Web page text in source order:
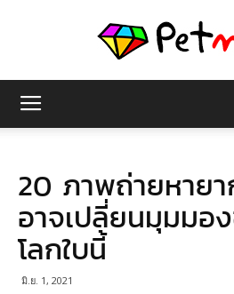
มายา
20 ภาพถ่ายหาย
อาจเปลี่ยนมุมม
โลกใบนี้
มิ.ย. 1, 2021